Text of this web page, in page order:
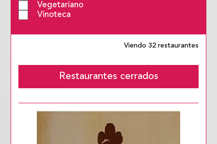
Vegetariano
Vinoteca
Viendo 32 restaurantes
Restaurantes cerrados